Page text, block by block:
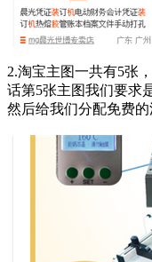
2.淘宝主图一共有5张
话第5张主图我们要求
然后给我们分配免费的